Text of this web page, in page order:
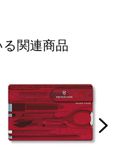
関連商品